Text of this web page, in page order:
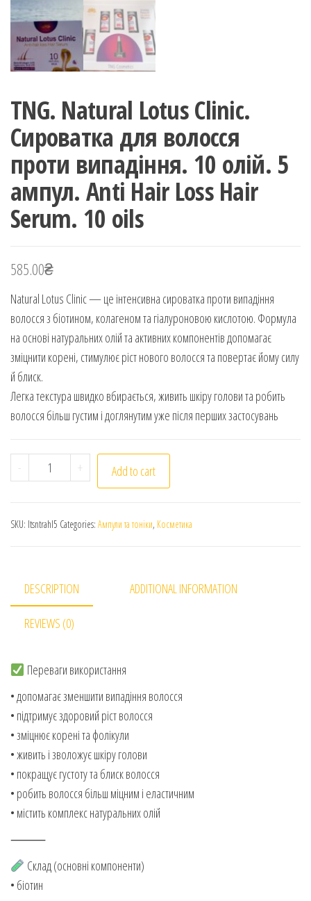
TNG. Natural Lotus Clinic.
Сироватка для волосся
проти випадіння. 10 олій. 5
ампул. Anti Hair Loss Hair
Serum. 10 oils
585.00₴
Natural Lotus Clinic — це інтенсивна сироватка проти випадіння
волосся з біотином, колагеном та гіалуроновою кислотою. Формула
на основі натуральних олій та активних компонентів допомагає
зміцнити корені, стимулює ріст нового волосся та повертає йому силу
й блиск.
Легка текстура швидко вбирається, живить шкіру голови та робить
волосся більш густим і доглянутим уже після перших застосувань
- TNG. Natural Lotus Clinic. Сироватка для волосся
+ Add to cart
SKU: ltsntrahl5 Categories: Ампули та тоніки, Косметика
DESCRIPTION ADDITIONAL INFORMATION
REVIEWS (0)
Переваги використання
• допомагає зменшити випадіння волосся
• підтримує здоровий ріст волосся
• зміцнює корені та фолікули
• живить і зволожує шкіру голови
• покращує густоту та блиск волосся
• робить волосся більш міцним і еластичним
• містить комплекс натуральних олій
⸻
Склад (основні компоненти)
• біотин